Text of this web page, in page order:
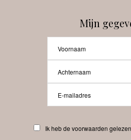
Beauty-
Mijn
Ik heb de voorwaarden